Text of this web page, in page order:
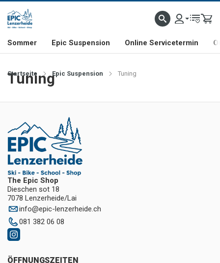
& FREERIDE-SPEZIALIST SCHWEIZER FIRMA SHOP & SHOWROOM IN
Sommer Epic Suspension Online Servicetermin
Startseite Epic Suspension Tuning
Tuning
The Epic Shop
Dieschen sot 18
7078 Lenzerheide/Lai
info@epic-lenzerheide.ch
081 382 06 08
ÖFFNUNGSZEITEN